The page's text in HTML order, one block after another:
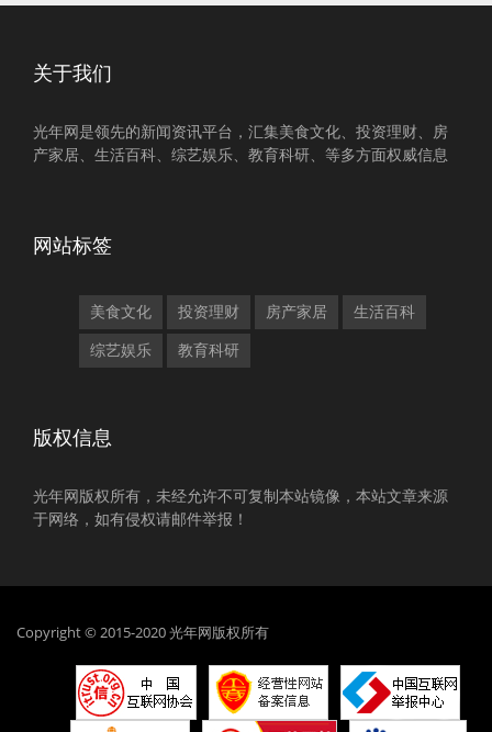
关于我们
光年网是领先的新闻资讯平台，汇集美食文化、投资理财、房
产家居、生活百科、综艺娱乐、教育科研、等多方面权威信息
网站标签
美食文化 投资理财 房产家居 生活百科
综艺娱乐 教育科研
版权信息
光年网版权所有，未经允许不可复制本站镜像，本站文章来源
于网络，如有侵权请邮件举报！
Copyright © 2015-2020 光年网版权所有